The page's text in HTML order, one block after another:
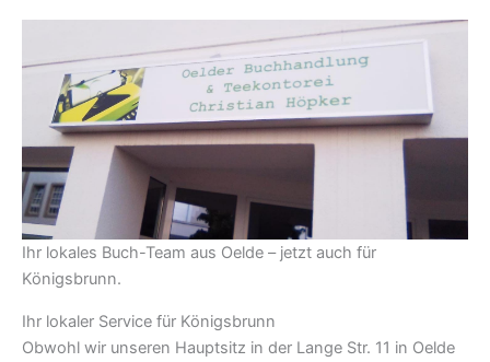
Ihr lokales Buch-Team aus Oelde – jetzt auch für
Königsbrunn.
Ihr lokaler Service für Königsbrunn
Obwohl wir unseren Hauptsitz in der Lange Str. 11 in Oelde